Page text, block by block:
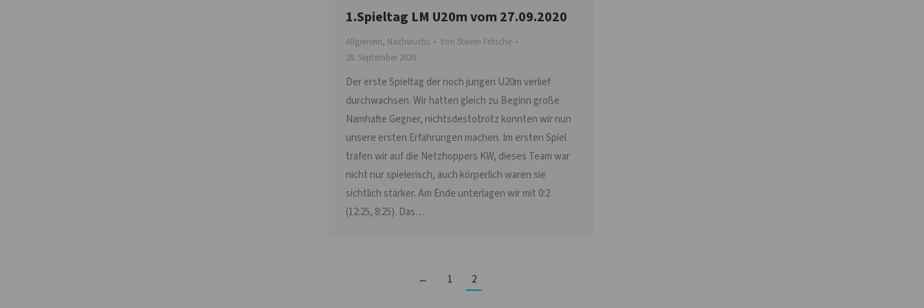
1.Spieltag LM U20m vom 27.09.2020
Allgemein, Nachwuchs Von Steven Fritsche
28. September 2020
Der erste Spieltag der noch jungen U20m verlief
durchwachsen. Wir hatten gleich zu Beginn große
Namhafte Gegner, nichtsdestotrotz konnten wir nun
unsere ersten Erfahrungen machen. Im ersten Spiel
trafen wir auf die Netzhoppers KW, dieses Team war
nicht nur spielerisch, auch körperlich waren sie
sichtlich stärker. Am Ende unterlagen wir mit 0:2
(12:25, 8:25). Das…
← 1 2